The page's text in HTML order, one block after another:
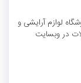
فروشگاه لوازم آرایشی و
در وبسایت